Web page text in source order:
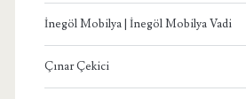
İnegöl Mobilya | İnegöl Mobilya Vadi
Çınar Çekici